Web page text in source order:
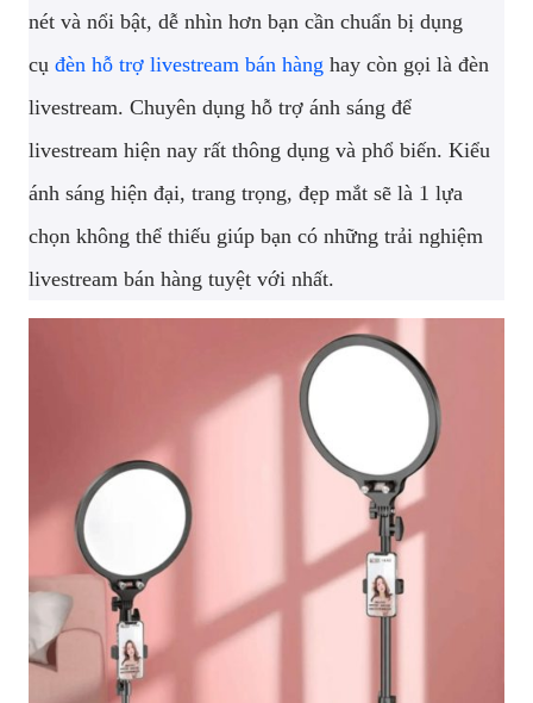
nét và nổi bật, dễ nhìn hơn bạn cần chuẩn bị dụng
cụ đèn hỗ trợ livestream bán hàng hay còn gọi là đèn
livestream. Chuyên dụng hỗ trợ ánh sáng để
livestream hiện nay rất thông dụng và phổ biến. Kiểu
ánh sáng hiện đại, trang trọng, đẹp mắt sẽ là 1 lựa
chọn không thể thiếu giúp bạn có những trải nghiệm
livestream bán hàng tuyệt với nhất.